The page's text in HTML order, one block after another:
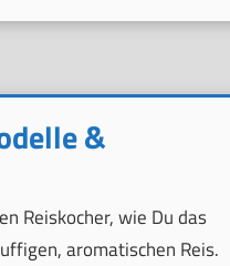
&
Reiskocher, wie Du das
aromatischen Reis.